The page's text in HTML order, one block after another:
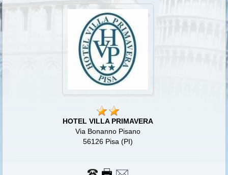
HOTEL VILLA PRIMAVERA
Via Bonanno Pisano
56126 Pisa (PI)